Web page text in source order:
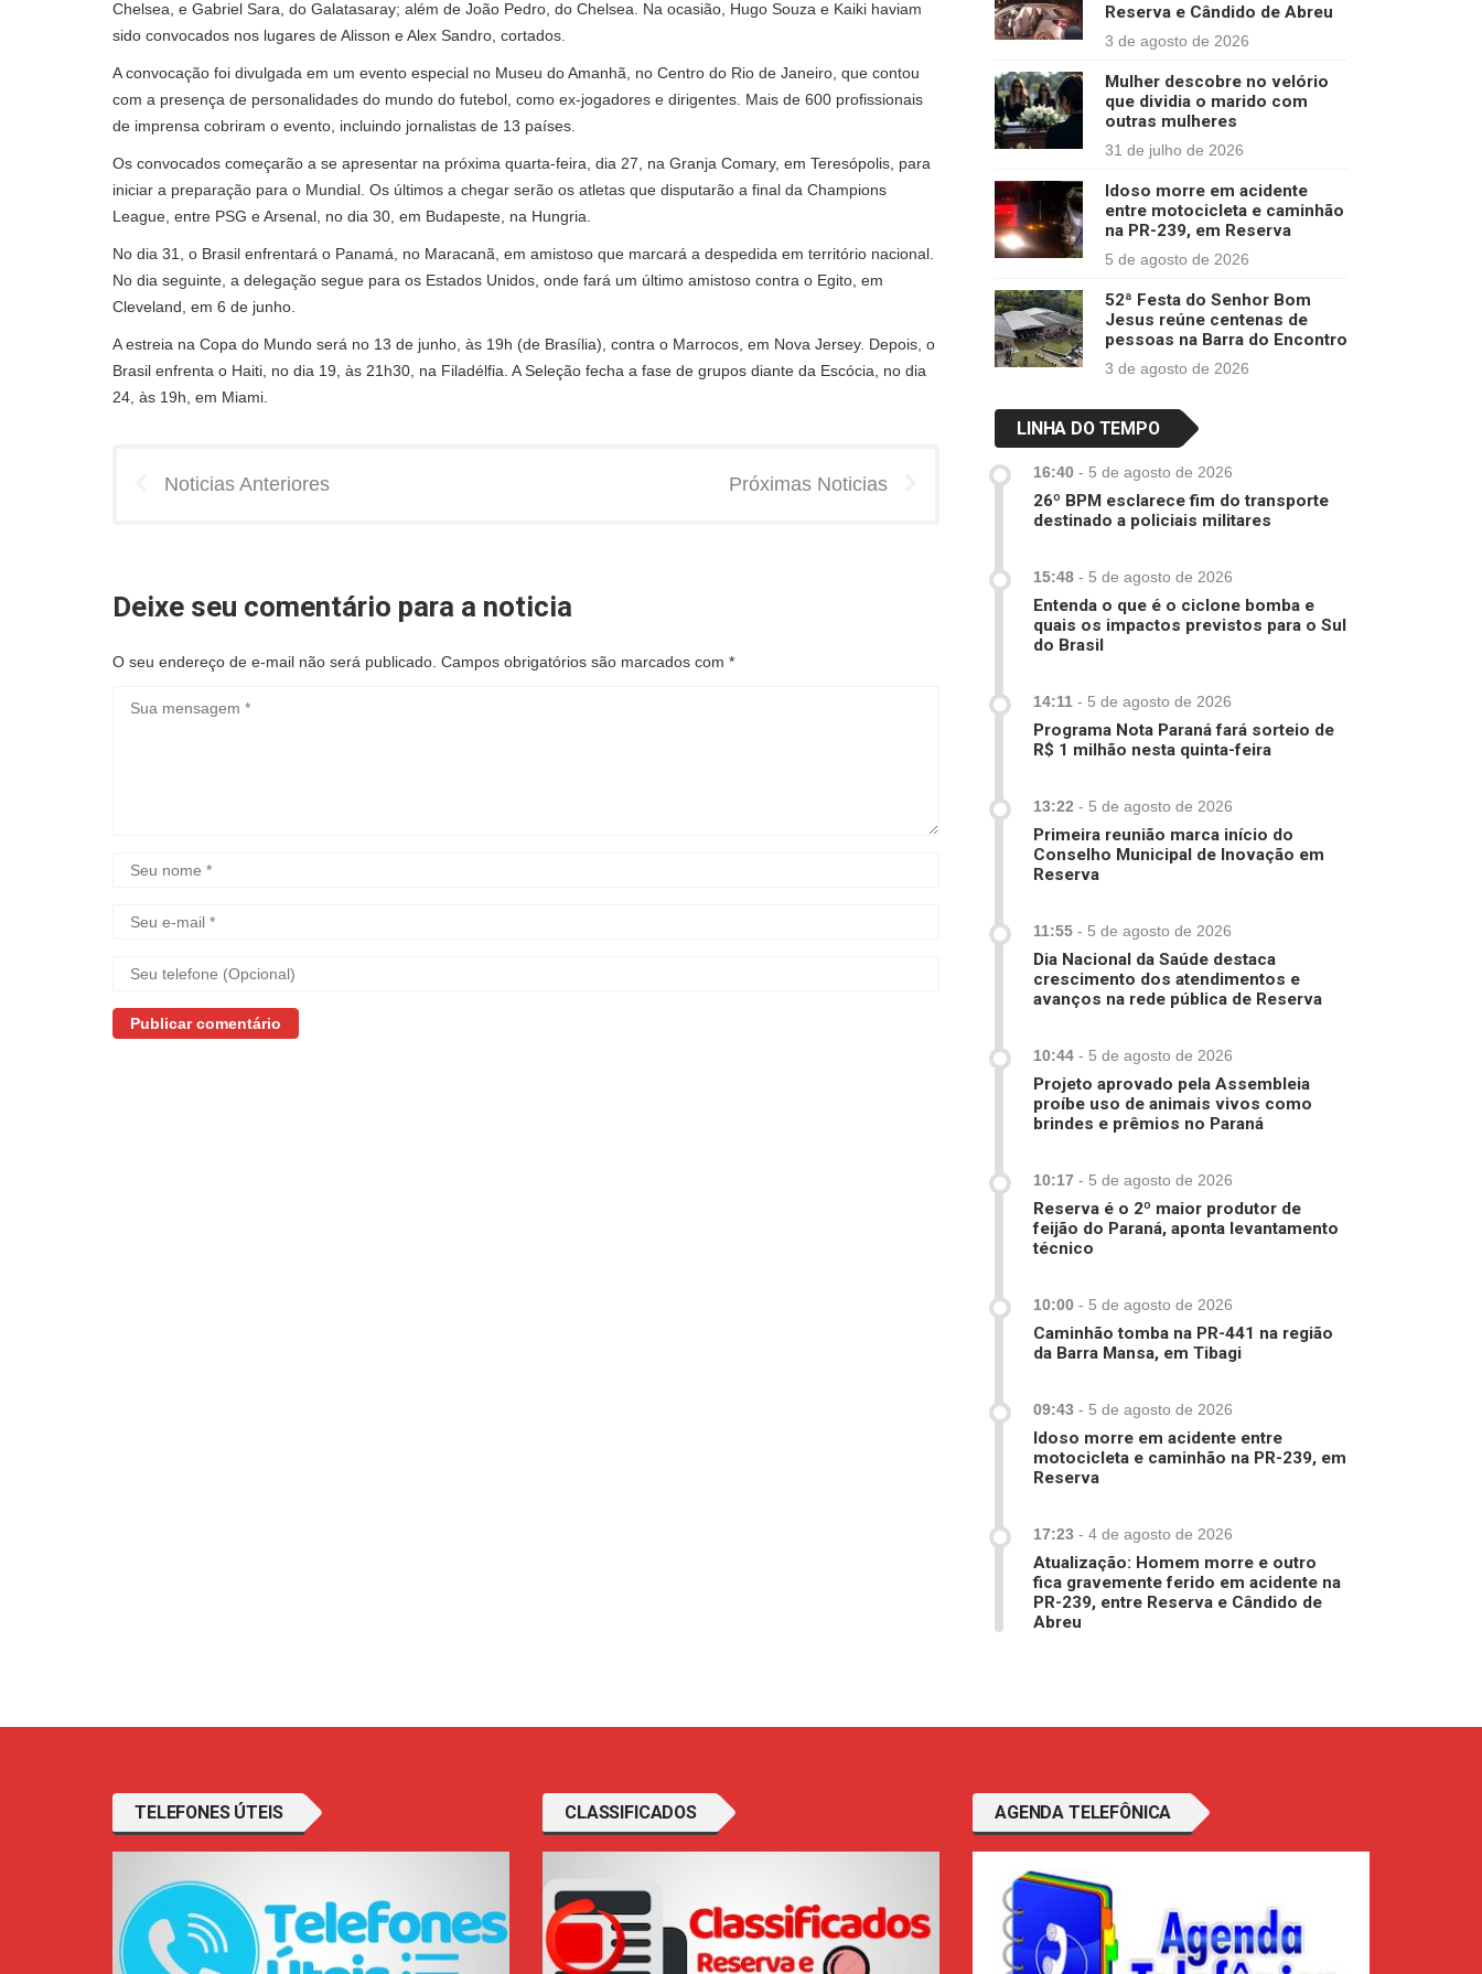
Chelsea, e Gabriel Sara, do Galatasaray; além de João Pedro, do Chelsea. Na ocasião, Hugo Souza e Kaiki haviam
sido convocados nos lugares de Alisson e Alex Sandro, cortados.
A convocação foi divulgada em um evento especial no Museu do Amanhã, no Centro do Rio de Janeiro, que contou
com a presença de personalidades do mundo do futebol, como ex-jogadores e dirigentes. Mais de 600 profissionais
de imprensa cobriram o evento, incluindo jornalistas de 13 países.
Os convocados começarão a se apresentar na próxima quarta-feira, dia 27, na Granja Comary, em Teresópolis, para
iniciar a preparação para o Mundial. Os últimos a chegar serão os atletas que disputarão a final da Champions
League, entre PSG e Arsenal, no dia 30, em Budapeste, na Hungria.
No dia 31, o Brasil enfrentará o Panamá, no Maracanã, em amistoso que marcará a despedida em território nacional.
No dia seguinte, a delegação segue para os Estados Unidos, onde fará um último amistoso contra o Egito, em
Cleveland, em 6 de junho.
A estreia na Copa do Mundo será no 13 de junho, às 19h (de Brasília), contra o Marrocos, em Nova Jersey. Depois, o
Brasil enfrenta o Haiti, no dia 19, às 21h30, na Filadélfia. A Seleção fecha a fase de grupos diante da Escócia, no dia
24, às 19h, em Miami.
Noticias Anteriores Próximas Noticias
Deixe seu comentário para a noticia
O seu endereço de e-mail não será publicado. Campos obrigatórios são marcados com *
Reserva e Cândido de Abreu
3 de agosto de 2026
Mulher descobre no velório
que dividia o marido com
outras mulheres
31 de julho de 2026
Idoso morre em acidente
entre motocicleta e caminhão
na PR-239, em Reserva
5 de agosto de 2026
52ª Festa do Senhor Bom
Jesus reúne centenas de
pessoas na Barra do Encontro
3 de agosto de 2026
LINHA DO TEMPO
16:40 - 5 de agosto de 2026
26º BPM esclarece fim do transporte
destinado a policiais militares
15:48 - 5 de agosto de 2026
Entenda o que é o ciclone bomba e
quais os impactos previstos para o Sul
do Brasil
14:11 - 5 de agosto de 2026
Programa Nota Paraná fará sorteio de
R$ 1 milhão nesta quinta-feira
13:22 - 5 de agosto de 2026
Primeira reunião marca início do
Conselho Municipal de Inovação em
Reserva
11:55 - 5 de agosto de 2026
Dia Nacional da Saúde destaca
crescimento dos atendimentos e
avanços na rede pública de Reserva
10:44 - 5 de agosto de 2026
Projeto aprovado pela Assembleia
proíbe uso de animais vivos como
brindes e prêmios no Paraná
10:17 - 5 de agosto de 2026
Reserva é o 2º maior produtor de
feijão do Paraná, aponta levantamento
técnico
10:00 - 5 de agosto de 2026
Caminhão tomba na PR-441 na região
da Barra Mansa, em Tibagi
09:43 - 5 de agosto de 2026
Idoso morre em acidente entre
motocicleta e caminhão na PR-239, em
Reserva
17:23 - 4 de agosto de 2026
Atualização: Homem morre e outro
fica gravemente ferido em acidente na
PR-239, entre Reserva e Cândido de
Abreu
TELEFONES ÚTEIS CLASSIFICADOS AGENDA TELEFÔNICA